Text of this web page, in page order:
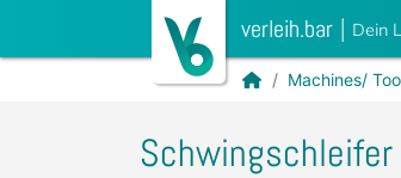
verleih.bar | Dein
Machines/
Schwingschleifer